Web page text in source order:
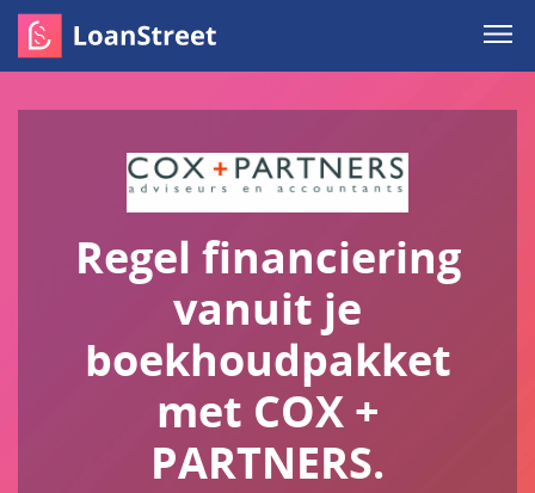
Regel financiering
vanuit je
boekhoudpakket
met COX +
PARTNERS.